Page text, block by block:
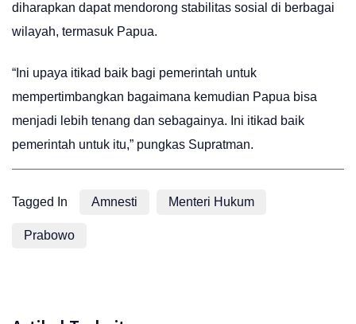
diharapkan dapat mendorong stabilitas sosial di berbagai
wilayah, termasuk Papua.
“Ini upaya itikad baik bagi pemerintah untuk
mempertimbangkan bagaimana kemudian Papua bisa
menjadi lebih tenang dan sebagainya. Ini itikad baik
pemerintah untuk itu,” pungkas Supratman.
Tagged In Amnesti Menteri Hukum
Prabowo